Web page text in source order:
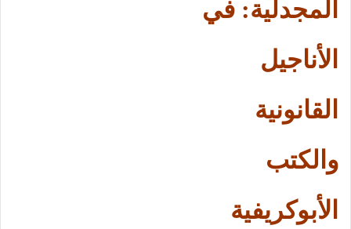
المجدلية: في
الأناجيل
القانونية
والكتب
الأبوكريفية